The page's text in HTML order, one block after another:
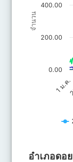
จำนวน
1 ม.ค.
0.00
200.00
400.00
อำเภอดอ